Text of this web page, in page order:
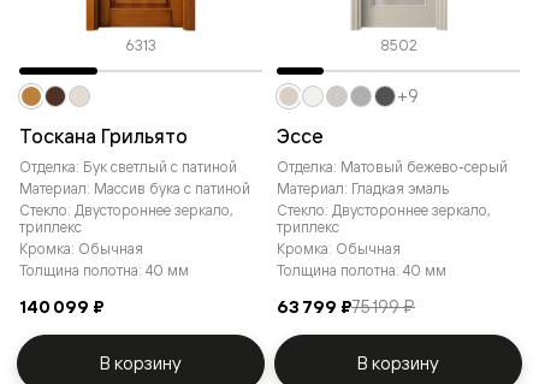
6313
Тоскана Грильято
Отделка: Бук светлый с патиной
Материал: Массив бука с патиной
Стекло: Двустороннее зеркало,
триплекс
Кромка: Обычная
Толщина полотна: 40 мм
140 099 ₽
В корзину
8502
Эссе
Отделка: Матовый бежево-серый
Материал: Гладкая эмаль
Стекло: Двустороннее зеркало,
триплекс
Кромка: Обычная
Толщина полотна: 40 мм
63 799 ₽75 199 ₽
+9
В корзину